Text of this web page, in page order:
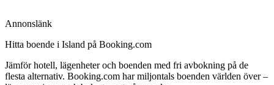
Annonslänk
Hitta boende i Island på Booking.com
Jämför hotell, lägenheter och boenden med fri avbokning på de
flesta alternativ. Booking.com har miljontals boenden världen över –